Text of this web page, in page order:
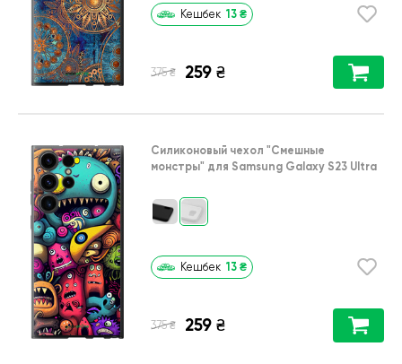
Кешбек 13 ₴
375 ₴ 259 ₴
Силиконовый чехол "Cмешные
монстры" для Samsung Galaxy S23 Ultra
Кешбек 13 ₴
375 ₴ 259 ₴